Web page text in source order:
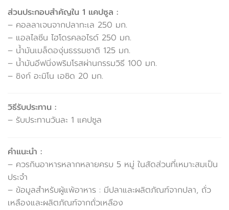
ส่วนประกอบสำคัญใน 1 แคปซูล :
– คอลลาเจนจากปลาทะเล 250 มก.
– แอลไลซีน ไฮโดรคลอไรด์ 250 มก.
– น้ำมันเมล็ดองุ่นธรรมชาติ 125 มก.
– น้ำมันอีฟนิ่งพริมโรสผ่านกรรมวิธี 100 มก.
– ซิงก์ อะมิโน เอซิด 20 มก.
วิธีรับประทาน :
– รับประทานวันละ 1 แคปซูล
คำแนะนำ :
– ควรกินอาหารหลากหลายครบ 5 หมู่ ในสัดส่วนที่เหมาะสมเป็น
ประจำ
– ข้อมูลสำหรับผู้แพ้อาหาร : มีปลาและผลิตภัณฑ์จากปลา, ถั่ว
เหลืองและผลิตภัณฑ์จากถั่วเหลือง